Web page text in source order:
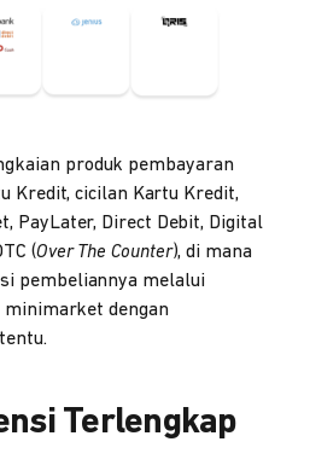
produk pembayaran
Kredit, cicilan Kartu Kredit,
PayLater, Direct Debit, Digital
(Over The Counter), di mana
pembeliannya melalui
dengan
Terlengkap